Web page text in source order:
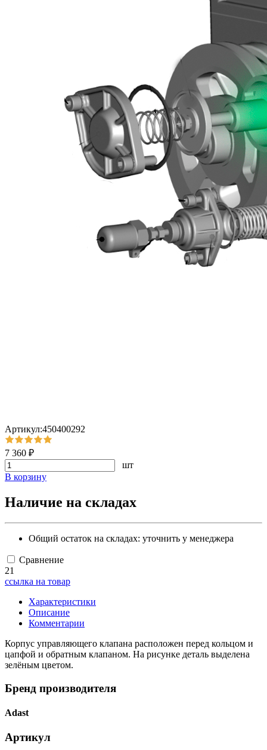
Артикул:450400292
7 360 ₽
шт
В корзину
Наличие на складах
Общий остаток на складах: уточнить у менеджера
Сравнение
21
ссылка на товар
Характеристики
Описание
Комментарии
Корпус управляющего клапана расположен перед кольцом и
цапфой и обратным клапаном. На рисунке деталь выделена
зелёным цветом.
Бренд производителя
Adast
Артикул